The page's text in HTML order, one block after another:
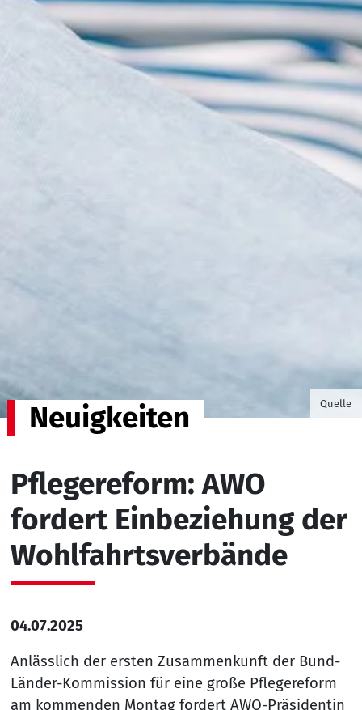
©Foto
Quelle
Neuigkeiten
Pflegereform: AWO
fordert Einbeziehung der
Wohlfahrtsverbände
04.07.2025
Anlässlich der ersten Zusammenkunft der Bund-
Länder-Kommission für eine große Pflegereform
am kommenden Montag fordert AWO-Präsidentin